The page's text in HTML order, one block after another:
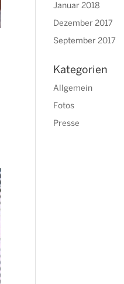
Januar 2018
Dezember 2017
September 2017
Kategorien
Allgemein
Fotos
Presse